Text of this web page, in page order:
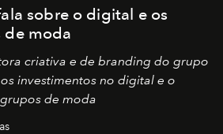
sobre o digital e os
de moda
criativa e de branding do grupo
investimentos no digital e o
de moda